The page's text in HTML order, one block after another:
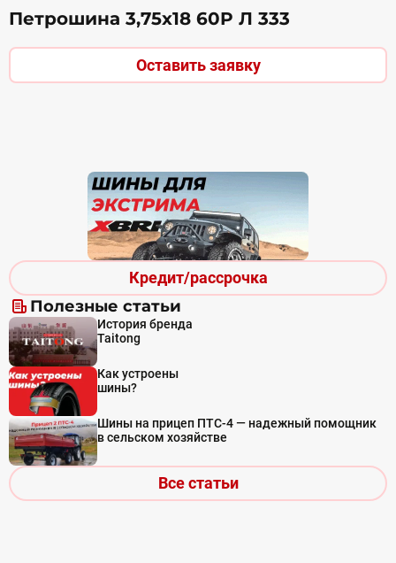
Кредит/рассрочка
Полезные статьи
История бренда
Taitong
Как устроены
шины?
Шины на прицеп ПТС-4 — надежный помощник
в сельском хозяйстве
Все статьи
Петрошина 3,75х18 60P Л 333
Оставить заявку